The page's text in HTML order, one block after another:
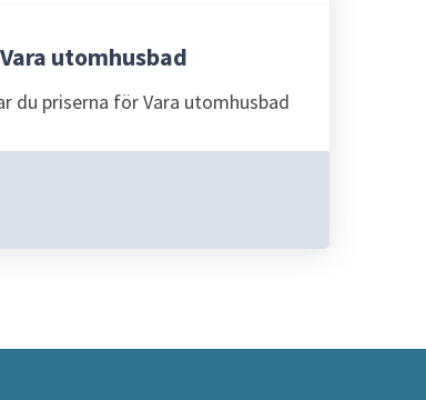
utomhusbad
du priserna för Vara utomhusbad